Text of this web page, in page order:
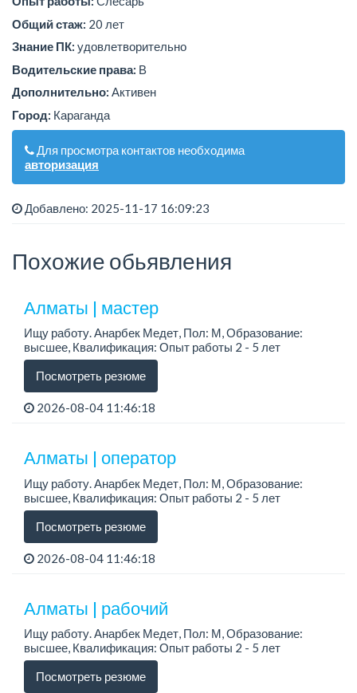
Общий стаж: 20 лет
Знание ПК: удовлетворительно
Водительские права: В
Дополнительно: Активен
Город: Караганда
Для просмотра контактов необходима
авторизация
Добавлено: 2025-11-17 16:09:23
Похожие обьявления
Алматы | мастер
Ищу работу. Анарбек Медет, Пол: М, Образование:
высшее, Квалификация: Опыт работы 2 - 5 лет
Посмотреть резюме
2026-08-04 11:46:18
Алматы | оператор
Ищу работу. Анарбек Медет, Пол: М, Образование:
высшее, Квалификация: Опыт работы 2 - 5 лет
Посмотреть резюме
2026-08-04 11:46:18
Алматы | рабочий
Ищу работу. Анарбек Медет, Пол: М, Образование:
высшее, Квалификация: Опыт работы 2 - 5 лет
Посмотреть резюме